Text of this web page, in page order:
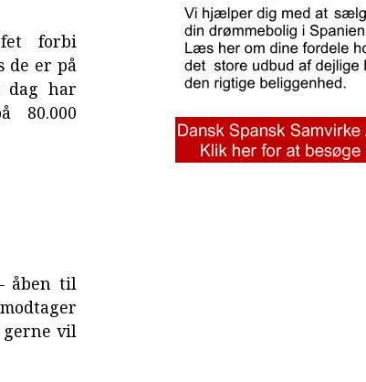
forbi
de er på
dag har
80.000
åben til
gerne vil